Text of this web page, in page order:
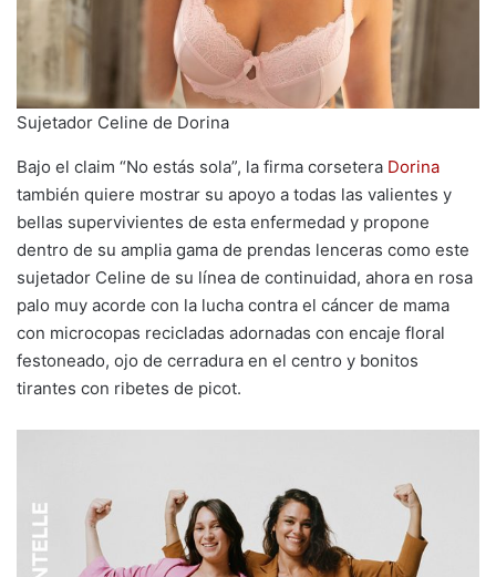
Sujetador Celine de Dorina
Bajo el claim “No estás sola”, la firma corsetera Dorina
también quiere mostrar su apoyo a todas las valientes y
bellas supervivientes de esta enfermedad y propone
dentro de su amplia gama de prendas lenceras como este
sujetador Celine de su línea de continuidad, ahora en rosa
palo muy acorde con la lucha contra el cáncer de mama
con microcopas recicladas adornadas con encaje floral
festoneado, ojo de cerradura en el centro y bonitos
tirantes con ribetes de picot.